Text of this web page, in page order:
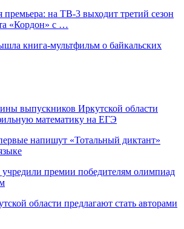
премьера: на ТВ-3 выходит третий сезон
«Кордон» с …
книга-мультфильм о байкальских
выпускников Иркутской области
математику на ЕГЭ
напишут «Тотальный диктант»
премии победителям олимпиад
области предлагают стать авторами